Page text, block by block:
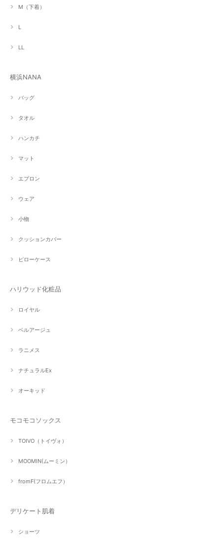
M（下着）
L
LL
横浜NANA
バッグ
タオル
ハンカチ
マット
エプロン
ウェア
小物
クッションカバー
ピローケース
ハリウッド化粧品
ロイヤル
ベルアージュ
ラニメス
ナチュラルEx
オーキッド
モコモコソックス
TOIVO（トイヴォ）
MOOMIN(ムーミン）
fromF(フロムエフ）
デリケート肌着
ショーツ